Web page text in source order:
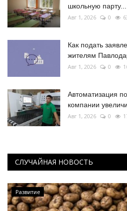
школьную парту...
Авг 1, 2026 0
Как подать
жителям
Авг 1, 2026 0
Автоматизация
компании
Авг 1, 2026 0
СЛУЧАЙНАЯ НОВОСТЬ
Развитие